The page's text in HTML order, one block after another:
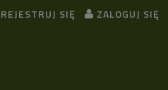
SIĘ ZALOGUJ SIĘ